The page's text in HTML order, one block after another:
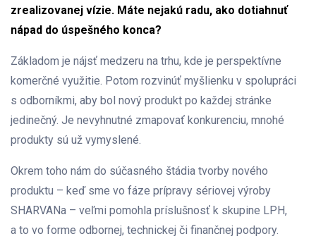
zrealizovanej vízie. Máte nejakú radu, ako dotiahnuť
nápad do úspešného konca?
Základom je nájsť medzeru na trhu, kde je perspektívne
komerčné využitie. Potom rozvinúť myšlienku v spolupráci
s odborníkmi, aby bol nový produkt po každej stránke
jedinečný. Je nevyhnutné zmapovať konkurenciu, mnohé
produkty sú už vymyslené.
Okrem toho nám do súčasného štádia tvorby nového
produktu – keď sme vo fáze prípravy sériovej výroby
SHARVANa – veľmi pomohla príslušnosť k skupine LPH,
a to vo forme odbornej, technickej či finančnej podpory.